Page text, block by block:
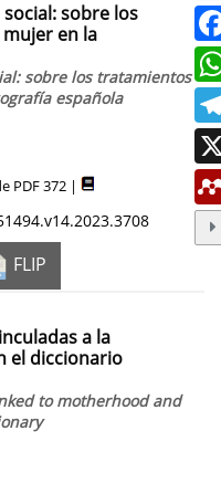
sobre los
en la
sobre los tratamientos
española
PDF 372 |
FLIP
a la
el diccionario
to motherhood and